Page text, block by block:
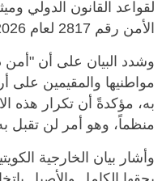
لقواعد القانون الدولي
الأمن رقم 2817 لعام 2026.".
وشدد البيان على أن "أمن
مواطنيها والمقيمين
به، مؤكدةً أن تكرار هذه
منظماً، وهو أمر لن تقبل
وأشار بيان الخارجية